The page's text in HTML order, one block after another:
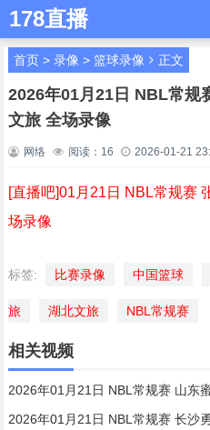
178直播
首页> 录像 > 篮球录像 正文
2026年01月21日 NBL常规
文旅 全场录像
网络 阅读： 16 2026-01-21
[直播吧]01月21日 NBL常规赛
场录像
标签: 比赛录像 中国篮球
旅 湖北文旅 NBL常规赛
相关视频
2026年01月21日 NBL常规赛 山东
2026年01月21日 NBL常规赛 长沙